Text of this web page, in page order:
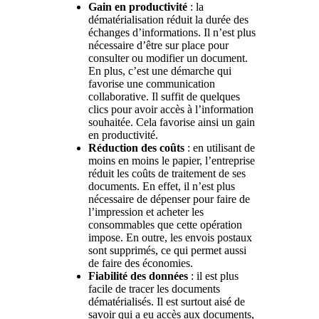
Gain en productivité: la
dématérialisation réduit la durée des
échanges d’informations. Il n’est plus
nécessaire d’être sur place pour
consulter ou modifier un document.
En plus, c’est une démarche qui
favorise une communication
collaborative. Il suffit de quelques
clics pour avoir accès à l’information
souhaitée. Cela favorise ainsi un gain
en productivité.
Réduction des coûts: en utilisant de
moins en moins le papier, l’entreprise
réduit les coûts de traitement de ses
documents. En effet, il n’est plus
nécessaire de dépenser pour faire de
l’impression et acheter les
consommables que cette opération
impose. En outre, les envois postaux
sont supprimés, ce qui permet aussi
de faire des économies.
Fiabilité des données: il est plus
facile de tracer les documents
dématérialisés. Il est surtout aisé de
savoir qui a eu accès aux documents,